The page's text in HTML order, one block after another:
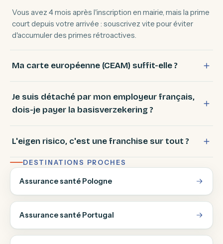
Vous avez 4 mois après l'inscription en mairie, mais la prime
court depuis votre arrivée : souscrivez vite pour éviter
d'accumuler des primes rétroactives.
Ma carte européenne (CEAM) suffit-elle ?
Je suis détaché par mon employeur français,
dois-je payer la basisverzekering ?
L'eigen risico, c'est une franchise sur tout ?
DESTINATIONS PROCHES
Assurance santé Pologne
Assurance santé Portugal